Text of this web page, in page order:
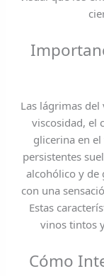
Las lágrimas
viscosidad, el
glicerina en
persistentes
alcohólico y de
con una
Estas
vinos tintos
Cómo